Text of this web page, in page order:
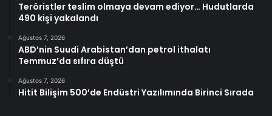
Teröristler teslim olmaya devam ediyor… Hudutlarda
490 kişi yakalandı
Ağustos 7, 2026
ABD’nin Suudi Arabistan’dan petrol ithalatı
Temmuz’da sıfıra düştü
Ağustos 7, 2026
Hitit Bilişim 500’de Endüstri Yazılımında Birinci Sırada